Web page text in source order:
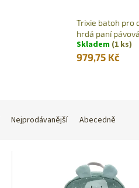
Trixie batoh pro
hrdá paní
Skladem (1 ks)
979,75 Kč
Nejprodávanější Abecedně